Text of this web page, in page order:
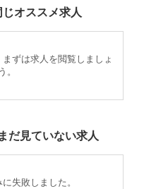
オススメ求人
ずは求人を閲覧しましょ
う。
だ見ていない求人
失敗しました。